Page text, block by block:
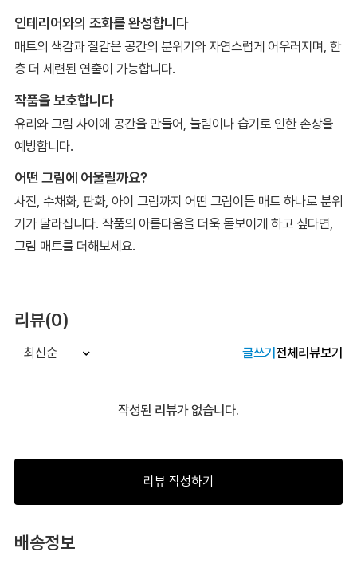
인테리어와의 조화를 완성합니다
매트의 색감과 질감은 공간의 분위기와 자연스럽게 어우러지며, 한
층 더 세련된 연출이 가능합니다.
작품을 보호합니다
유리와 그림 사이에 공간을 만들어, 눌림이나 습기로 인한 손상을
예방합니다.
어떤 그림에 어울릴까요?
사진, 수채화, 판화, 아이 그림까지 어떤 그림이든 매트 하나로 분위
기가 달라집니다. 작품의 아름다움을 더욱 돋보이게 하고 싶다면,
그림 매트를 더해보세요.
리뷰(0)
최신순 글쓰기전체리뷰보기
작성된 리뷰가 없습니다.
리뷰 작성하기
배송정보